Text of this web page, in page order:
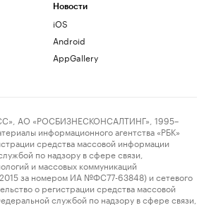
Новости
iOS
Android
AppGallery
АО «РОСБИЗНЕСКОНСАЛТИНГ», 1995–
информационного агентства «РБК»
средства массовой информации
по надзору в сфере связи,
и массовых коммуникаций
за номером ИА №ФС77-63848) и сетевого
о регистрации средства массовой
службой по надзору в сфере связи,